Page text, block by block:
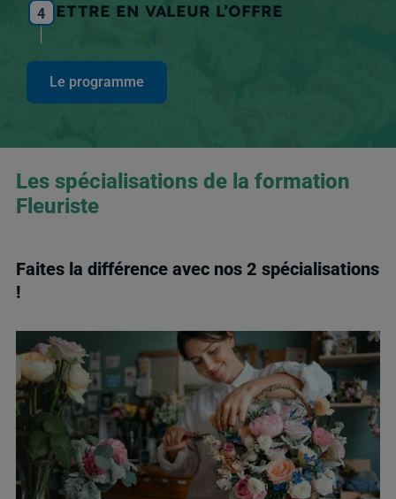
4METTRE EN VALEUR L’OFFRE
Le programme
Les spécialisations de la formation
Fleuriste
Faites la différence avec nos 2 spécialisations
!